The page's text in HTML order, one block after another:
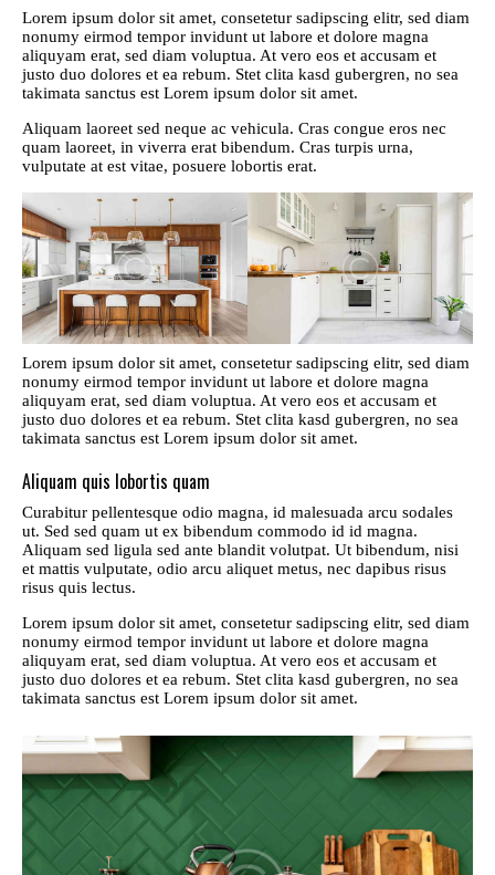
Lorem ipsum dolor sit amet, consetetur sadipscing elitr, sed diam
nonumy eirmod tempor invidunt ut labore et dolore magna
aliquyam erat, sed diam voluptua. At vero eos et accusam et
justo duo dolores et ea rebum. Stet clita kasd gubergren, no sea
takimata sanctus est Lorem ipsum dolor sit amet.
Aliquam laoreet sed neque ac vehicula. Cras congue eros nec
quam laoreet, in viverra erat bibendum. Cras turpis urna,
vulputate at est vitae, posuere lobortis erat.
Lorem ipsum dolor sit amet, consetetur sadipscing elitr, sed diam
nonumy eirmod tempor invidunt ut labore et dolore magna
aliquyam erat, sed diam voluptua. At vero eos et accusam et
justo duo dolores et ea rebum. Stet clita kasd gubergren, no sea
takimata sanctus est Lorem ipsum dolor sit amet.
Aliquam quis lobortis quam
Curabitur pellentesque odio magna, id malesuada arcu sodales
ut. Sed sed quam ut ex bibendum commodo id id magna.
Aliquam sed ligula sed ante blandit volutpat. Ut bibendum, nisi
et mattis vulputate, odio arcu aliquet metus, nec dapibus risus
risus quis lectus.
Lorem ipsum dolor sit amet, consetetur sadipscing elitr, sed diam
nonumy eirmod tempor invidunt ut labore et dolore magna
aliquyam erat, sed diam voluptua. At vero eos et accusam et
justo duo dolores et ea rebum. Stet clita kasd gubergren, no sea
takimata sanctus est Lorem ipsum dolor sit amet.